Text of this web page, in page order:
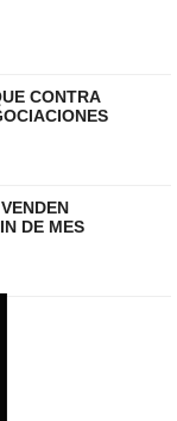
CONTRA
DE MES